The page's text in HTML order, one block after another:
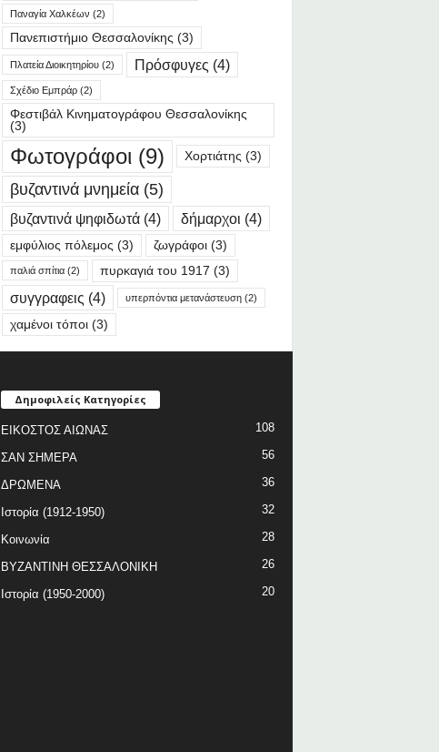
Παναγία Χαλκέων (2)
Πανεπιστήμιο Θεσσαλονίκης (3)
Πλατεία Διοικητηρίου(2) Πρόσφυγες (4)
Σχέδιο Εμπράρ(2)
Φεστιβάλ Κινηματογράφου Θεσσαλονίκης
(3)
Φωτογράφοι (9) Χορτιάτης (3)
βυζαντινά μνημεία(5)
βυζαντινά ψηφιδωτά(4) δήμαρχοι (4)
εμφύλιος πόλεμος (3) ζωγράφοι(3)
παλιά σπίτια(2) πυρκαγιά του 1917 (3)
συγγραφεις (4) υπερπόντια μετανάστευση(2)
χαμένοι τόποι(3)
Δημοφιλείς Κατηγορίες
ΕΙΚΟΣΤΟΣ ΑΙΩΝΑΣ 108
ΣΑΝ ΣΗΜΕΡΑ 56
ΔΡΩΜΕΝΑ 36
Ιστορία (1912-1950) 32
Κοινωνία 28
ΒΥΖΑΝΤΙΝΗ ΘΕΣΣΑΛΟΝΙΚΗ 26
Ιστορία (1950-2000) 20